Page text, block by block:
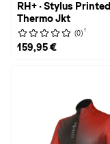
RH+ · Stylus Printed
Thermo Jkt
(0) 1
159,95 €